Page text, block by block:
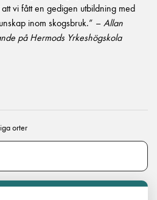
vi fått en gedigen utbildning med
inom skogsbruk.” – Allan
på Hermods Yrkeshögskola
orter